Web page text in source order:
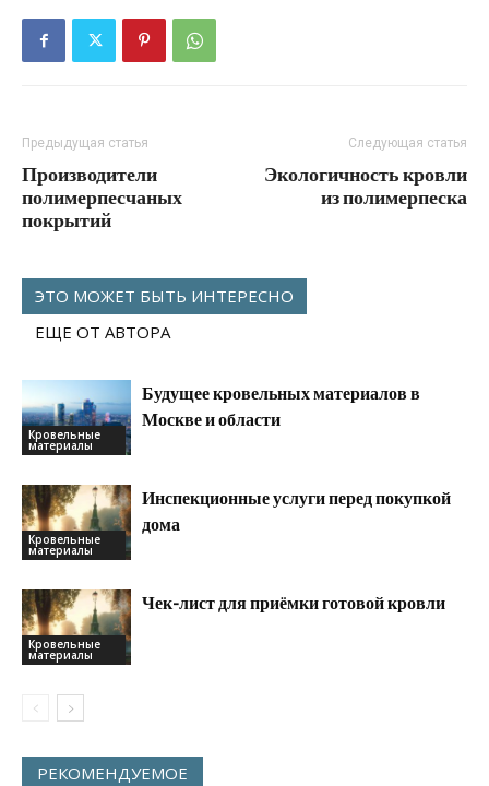
Предыдущая статья
Производители
полимерпесчаных
покрытий
Следующая статья
Экологичность кровли
из полимерпеска
ЭТО МОЖЕТ БЫТЬ ИНТЕРЕСНО
ЕЩЕ ОТ АВТОРА
Кровельные
материалы
Будущее кровельных материалов в
Москве и области
Кровельные
материалы
Инспекционные услуги перед покупкой
дома
Кровельные
материалы
Чек-лист для приёмки готовой кровли
РЕКОМЕНДУЕМОЕ